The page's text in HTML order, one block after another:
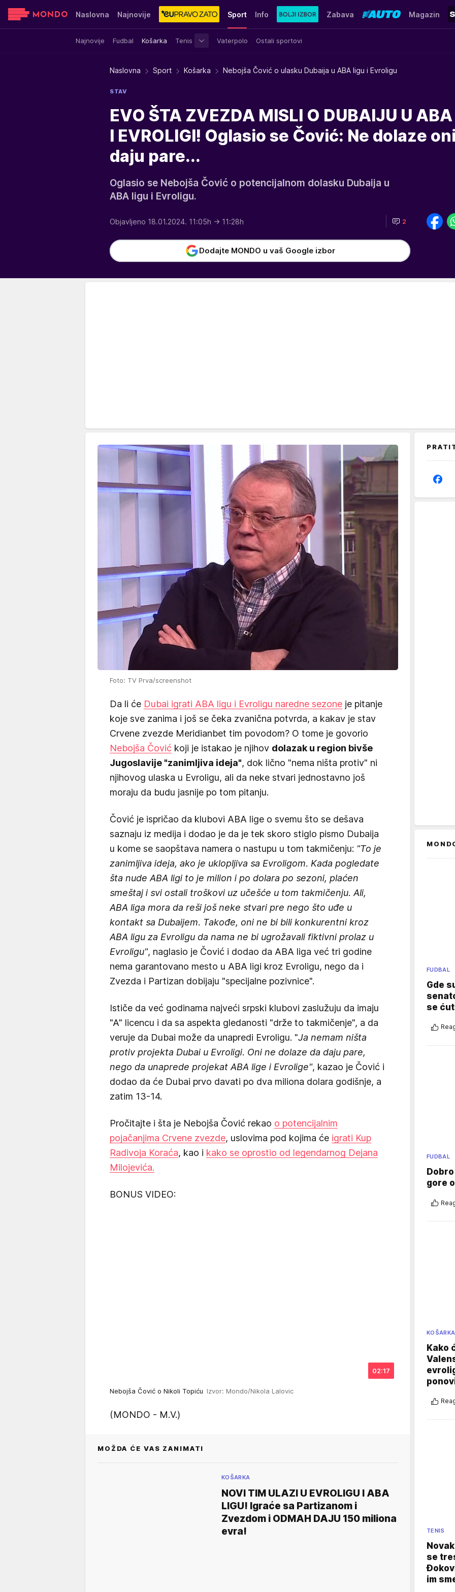
Naslovna Najnovije Sport
Najnovije Fudbal Košarka Tenis Vaterpolo Ostali sportovi
Info Zabava Magazin
Sensa Stvar ukusa Yumama
Naslovna Sport Košarka Nebojša Čović o ulasku Dubaija u ABA ligu i Evroligu
STAV
EVO ŠTA ZVEZDA MISLI O DUBAIJU U
I EVROLIGI! Oglasio se Čović: Ne dolaze
daju pare...
Oglasio se Nebojša Čović o potencijalnom dolasku Dubaija u
ABA ligu i Evroligu.
Objavljeno 18.01.2024. 11:05h → 11:28h 2
Dodajte MONDO u vaš Google izbor
Foto: TV Prva/screenshot
Da li će Dubai igrati ABA ligu i Evroligu naredne sezone je pitanje
koje sve zanima i još se čeka zvanična potvrda, a kakav je stav
Crvene zvezde Meridianbet tim povodom? O tome je govorio
Nebojša Čović koji je istakao je njihov dolazak u region bivše
Jugoslavije "zanimljiva ideja", dok lično "nema ništa protiv" ni
njihovog ulaska u Evroligu, ali da neke stvari jednostavno još
moraju da budu jasnije po tom pitanju.
Čović je ispričao da klubovi ABA lige o svemu što se dešava
saznaju iz medija i dodao je da je tek skoro stiglo pismo Dubaija
u kome se saopštava namera o nastupu u tom takmičenju: "To je
zanimljiva ideja, ako je uklopljiva sa Evroligom. Kada pogledate
šta nude ABA ligi to je milion i po dolara po sezoni, plaćen
smeštaj i svi ostali troškovi uz učešće u tom takmičenju. Ali,
ABA liga mora da reši još neke stvari pre nego što uđe u
kontakt sa Dubaijem. Takođe, oni ne bi bili konkurentni kroz
ABA ligu za Evroligu da nama ne bi ugrožavali fiktivni prolaz u
Evroligu", naglasio je Čović i dodao da ABA liga već tri godine
nema garantovano mesto u ABA ligi kroz Evroligu, nego da i
Zvezda i Partizan dobijaju "specijalne pozivnice".
Ističe da već godinama najveći srpski klubovi zaslužuju da imaju
"A" licencu i da sa aspekta gledanosti "drže to takmičenje", a da
veruje da Dubai može da unapredi Evroligu. "Ja nemam ništa
protiv projekta Dubai u Evroligi. Oni ne dolaze da daju pare,
nego da unaprede projekat ABA lige i Evrolige", kazao je Čović i
dodao da će Dubai prvo davati po dva miliona dolara godišnje, a
zatim 13-14.
Pročitajte i šta je Nebojša Čović rekao o potencijalnim
pojačanjima Crvene zvezde, uslovima pod kojima će igrati Kup
Radivoja Koraća, kao i kako se oprostio od legendarnog Dejana
Milojevića.
BONUS VIDEO:
02:17
Nebojša Čović o Nikoli Topiću Izvor: Mondo/Nikola Lalovic
(MONDO - M.V.)
MOŽDA ĆE VAS ZANIMATI
KOŠARKA
NOVI TIM ULAZI U EVROLIGU I ABA
LIGU! Igraće sa Partizanom i
Zvezdom i ODMAH DAJU 150 miliona
evra!
FUDBAL
Gde
se
FUDBAL
gore
KOŠARKA
Kako
TENIS
se
im